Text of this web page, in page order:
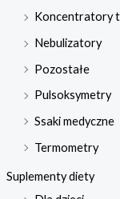
Koncentratory
Nebulizatory
Pozostałe
Pulsoksymetry
Ssaki medyczne
Termometry
Suplementy diety